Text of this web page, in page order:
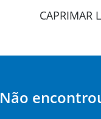
CAPRIMAR
Não